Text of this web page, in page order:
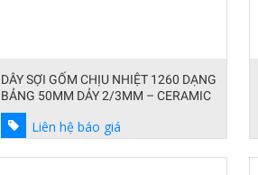
DÂY SỢI GỐM CHỊU NHIỆT 1260 DẠNG
BẢNG 50MM DẢY 2/3MM – CERAMIC
FIBER TAPE
Liên hệ báo giá